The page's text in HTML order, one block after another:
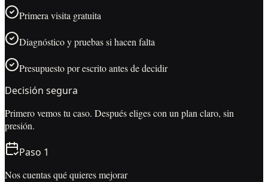
Primera visita gratuita
Diagnóstico y pruebas si hacen falta
Presupuesto por escrito antes de decidir
Decisión segura
Primero vemos tu caso. Después eliges con un plan claro, sin
presión.
Paso 1
Nos cuentas qué quieres mejorar